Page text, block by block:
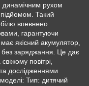
рухом
Такий
впевнено
гарантуючи
якісний акумулятор,
без заряджання. Це дає
повітрі,
дослідженнями
Тип: дитячий